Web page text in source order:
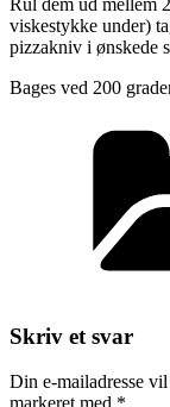
viskestykke under)
pizzakniv i ønskede
Bages ved 200
Skriv et svar
Din e-mailadresse